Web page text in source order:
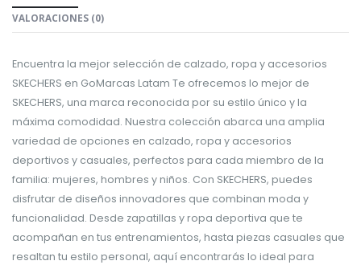
VALORACIONES (0)
Encuentra la mejor selección de calzado, ropa y accesorios
SKECHERS en GoMarcas Latam Te ofrecemos lo mejor de
SKECHERS, una marca reconocida por su estilo único y la
máxima comodidad. Nuestra colección abarca una amplia
variedad de opciones en calzado, ropa y accesorios
deportivos y casuales, perfectos para cada miembro de la
familia: mujeres, hombres y niños. Con SKECHERS, puedes
disfrutar de diseños innovadores que combinan moda y
funcionalidad. Desde zapatillas y ropa deportiva que te
acompañan en tus entrenamientos, hasta piezas casuales que
resaltan tu estilo personal, aquí encontrarás lo ideal para